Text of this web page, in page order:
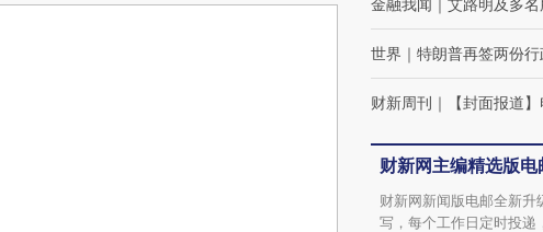
金融我闻 ｜ 艾路明及多
世界 ｜ 特朗普再签两份
财新周刊 ｜ 【封面报道
财新网主编精选版电
财新网新闻版电邮全新升
写，每个工作日定时投递